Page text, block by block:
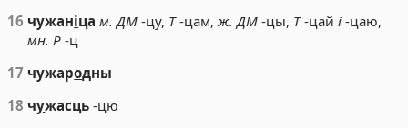
16 чужаніца м. ДМ -цу, Т-цам,ж. ДМ -цы, Т-цайі -цаю,
мн. Р -ц
17 чужародны
18 чужасць -цю